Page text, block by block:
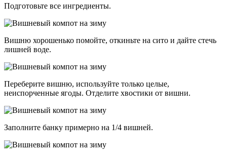
Подготовьте все ингредиенты.
Вишню хорошенько помойте, откиньте на сито и дайте стечь
лишней воде.
Переберите вишню, используйте только целые,
неиспорченные ягоды. Отделите хвостики от вишни.
Заполните банку примерно на 1/4 вишней.